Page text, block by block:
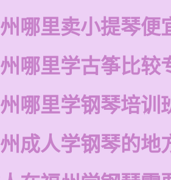
哪里卖小提琴便
哪里学古筝比较
哪里学钢琴培训
成人学钢琴的地